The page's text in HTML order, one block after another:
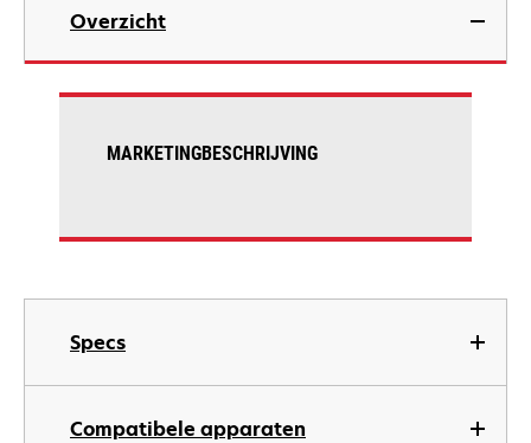
Overzicht
Specs
Compatibele apparaten
MARKETINGBESCHRIJVING